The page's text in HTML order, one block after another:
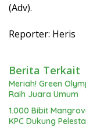
(Adv).
Reporter: Heris
Berita Terkait
Meriah! Green
Raih Juara Umum
1.000 Bibit
KPC Dukung